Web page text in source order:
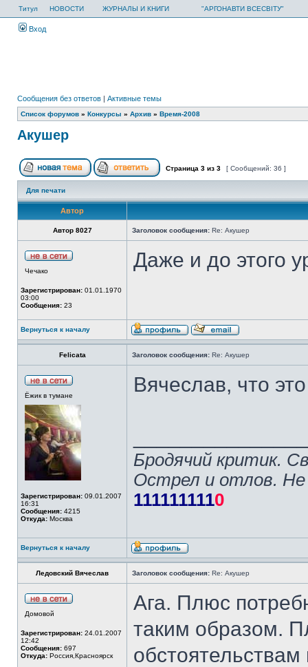
Титул НОВОСТИ ЖУРНАЛЫ И КНИГИ "АРГОНАВТИ ВСЕСВІТУ"
Вход
Сообщения без ответов | Активные темы
Список форумов » Конкурсы » Архив » Время-2008
Акушер
Страница 3 из 3 [ Сообщений: 36 ]
Для печати
Автор
Автор 8027 Заголовок сообщения: Re: Акушер
Чечако
Зарегистрирован: 01.01.1970
03:00
Сообщения: 23
Даже и до этого
Вернуться к началу
Felicata Заголовок сообщения: Re: Акушер
Ёжик в тумане
Зарегистрирован: 09.01.2007
16:31
Сообщения: 4215
Откуда: Москва
Вячеслав, что
Бродячий критик.
Острел и отлов. Не
1111111110
Вернуться к началу
Ледовский Вячеслав Заголовок сообщения: Re: Акушер
Домовой
Зарегистрирован: 24.01.2007
12:42
Сообщения: 697
Откуда: Россия,Красноярск
Ага. Плюс
таким образом.